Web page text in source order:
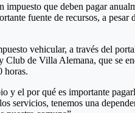
que deben pagar
fuente de recursos, a pesar
vehicular, a través del
de Villa Alemana, que se
horas.
y el por qué es importante
servicios, tenemos una